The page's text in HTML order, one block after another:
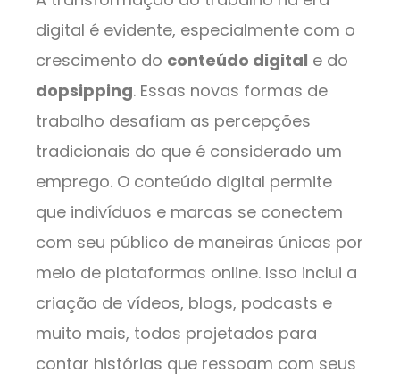
digital é evidente, especialmente com o
crescimento do conteúdo digital e do
dopsipping. Essas novas formas de
trabalho desafiam as percepções
tradicionais do que é considerado um
emprego. O conteúdo digital permite
que indivíduos e marcas se conectem
com seu público de maneiras únicas por
meio de plataformas online. Isso inclui a
criação de vídeos, blogs, podcasts e
muito mais, todos projetados para
contar histórias que ressoam com seus